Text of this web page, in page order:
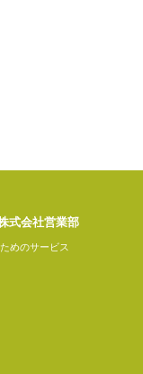
式会社営業部
めのサービス